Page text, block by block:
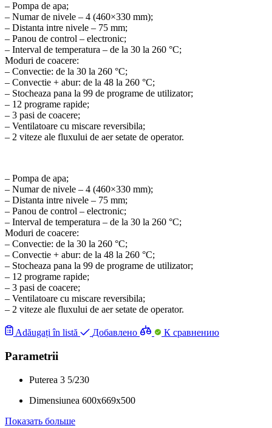
– Pompa de apa;
– Numar de nivele – 4 (460×330 mm);
– Distanta intre nivele – 75 mm;
– Panou de control – electronic;
– Interval de temperatura – de la 30 la 260 °C;
Moduri de coacere:
– Convectie: de la 30 la 260 °C;
– Convectie + abur: de la 48 la 260 °C;
– Stocheaza pana la 99 de programe de utilizator;
– 12 programe rapide;
– 3 pasi de coacere;
– Ventilatoare cu miscare reversibila;
– 2 viteze ale fluxului de aer setate de operator.
– Pompa de apa;
– Numar de nivele – 4 (460×330 mm);
– Distanta intre nivele – 75 mm;
– Panou de control – electronic;
– Interval de temperatura – de la 30 la 260 °C;
Moduri de coacere:
– Convectie: de la 30 la 260 °C;
– Convectie + abur: de la 48 la 260 °C;
– Stocheaza pana la 99 de programe de utilizator;
– 12 programe rapide;
– 3 pasi de coacere;
– Ventilatoare cu miscare reversibila;
– 2 viteze ale fluxului de aer setate de operator.
Adăugați în listă Добавлено К сравнению
Parametrii
Puterea 3 5/230
Dimensiunea 600x669x500
Показать больше